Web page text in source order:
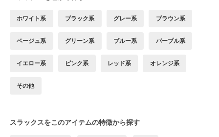
ホワイト系 ブラック系 グレー系 ブラウン系
ベージュ系 グリーン系 ブルー系 パープル系
イエロー系 ピンク系 レッド系 オレンジ系
その他
スラックスをこのアイテムの特徴から探す